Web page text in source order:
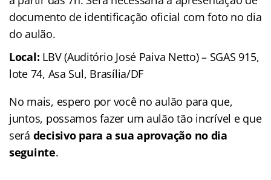
documento de identificação oficial com foto no dia
do aulão.
Local: LBV (Auditório José Paiva Netto) – SGAS 915,
lote 74, Asa Sul, Brasília/DF
No mais, espero por você no aulão para que,
juntos, possamos fazer um aulão tão incrível e que
será decisivo para a sua aprovação no dia
seguinte.